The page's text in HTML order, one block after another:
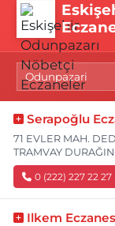
Serapoğlu
71 EVLER MAH.
TRAMVAY
0 (222) 227 22 27
Ilkem